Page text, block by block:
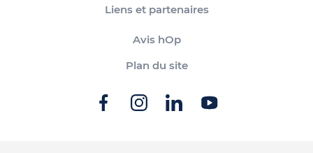
Liens et partenaires
Avis hOp
Plan du site